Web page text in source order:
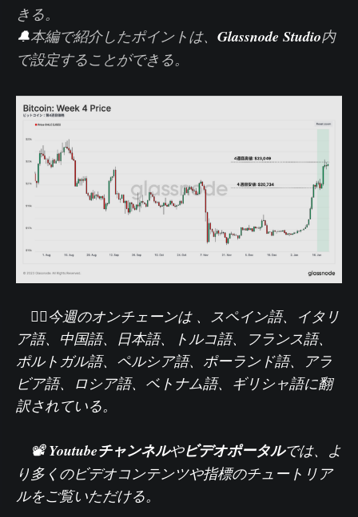
きる。
🔔本編で紹介したポイントは、 Glassnode Studio内
で設定することができる。
🏴‍☠️今週のオンチェーンは 、 スペイン語、
イタリ
ア語、 中国語、 日本語、 トルコ語、 フランス語、
ポルトガル語、 ペルシア語、 ポーランド語、
アラ
ビア語、 ロシア語、 ベトナム語、 ギリシャ語に翻
訳されている。
📽️ Youtubeチャンネルやビデオポータルでは、よ
り多くのビデオコンテンツや指標のチュートリア
ルをご覧いただける。